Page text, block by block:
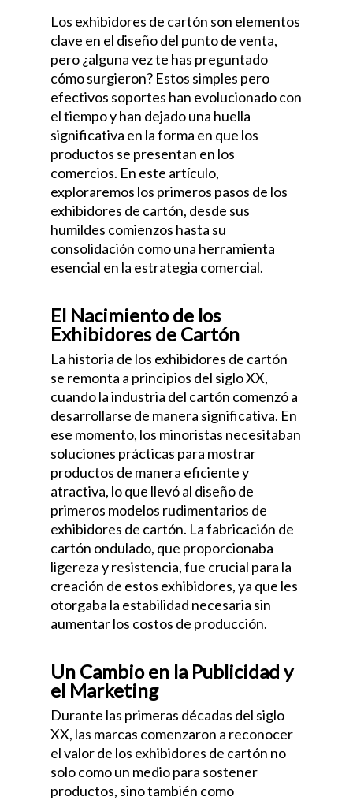
Los exhibidores de cartón son elementos
clave en el diseño del punto de venta,
pero ¿alguna vez te has preguntado
cómo surgieron? Estos simples pero
efectivos soportes han evolucionado con
el tiempo y han dejado una huella
significativa en la forma en que los
productos se presentan en los
comercios. En este artículo,
exploraremos los primeros pasos de los
exhibidores de cartón, desde sus
humildes comienzos hasta su
consolidación como una herramienta
esencial en la estrategia comercial.
El Nacimiento de los
Exhibidores de Cartón
La historia de los exhibidores de cartón
se remonta a principios del siglo XX,
cuando la industria del cartón comenzó a
desarrollarse de manera significativa. En
ese momento, los minoristas necesitaban
soluciones prácticas para mostrar
productos de manera eficiente y
atractiva, lo que llevó al diseño de
primeros modelos rudimentarios de
exhibidores de cartón. La fabricación de
cartón ondulado, que proporcionaba
ligereza y resistencia, fue crucial para la
creación de estos exhibidores, ya que les
otorgaba la estabilidad necesaria sin
aumentar los costos de producción.
Un Cambio en la Publicidad y
el Marketing
Durante las primeras décadas del siglo
XX, las marcas comenzaron a reconocer
el valor de los exhibidores de cartón no
solo como un medio para sostener
productos, sino también como